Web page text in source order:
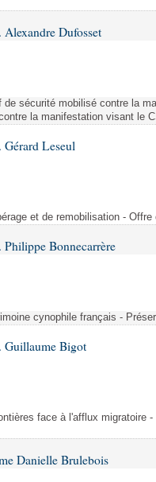
Dufosset
de sécurité mobilisé contre la
la manifestation visant le
Gérard Leseul
et de remobilisation -
Bonnecarrère
cynophile français -
Guillaume Bigot
face à l'afflux migratoire
Danielle Brulebois